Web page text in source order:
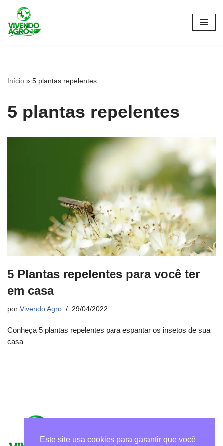
Pular
para
Início » 5 plantas repelentes
5 plantas repelentes
5 Plantas repelentes para você ter
em casa
por Vivendo Agro 29/04/2022
Conheça 5 plantas repelentes para espantar os insetos de sua
casa
Este site usa cookies para garantir que você